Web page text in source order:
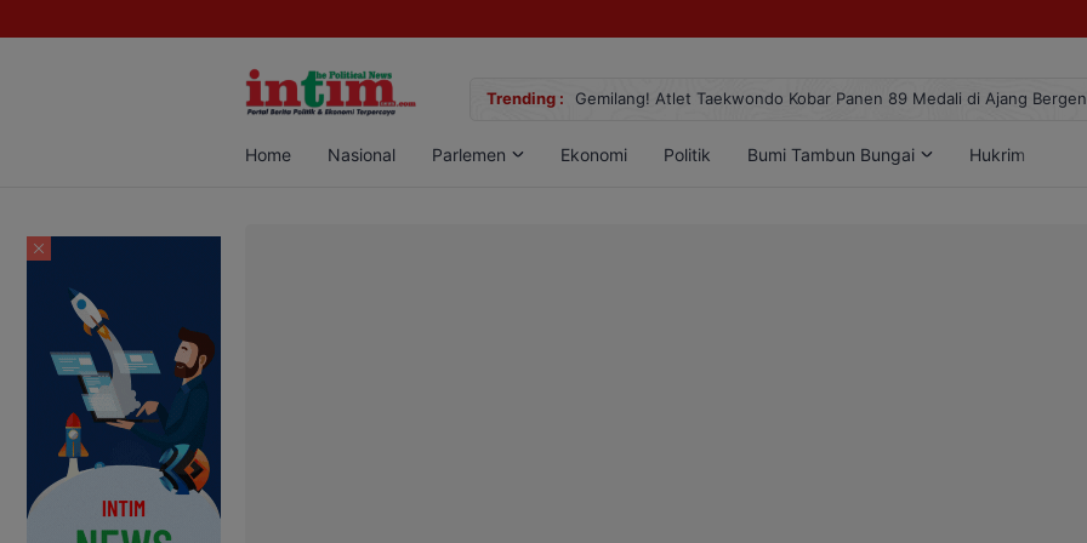
Trending :
Sabu di Pangkalan Bun, Dua Pelaku Diamankan Gemilang! Atlet Taekwondo Kobar Panen 89 Medali di Ajang
Home Nasional Parlemen Ekonomi Politik Bumi Tambun Bungai Hukrim